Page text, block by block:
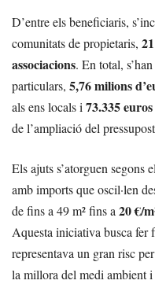
D’entre els beneficiaris,
comunitats de propietaris,
associacions. En total,
particulars, 5,76 milions
als ens locals i 73.335 euros
de l’ampliació del
Els ajuts s’atorguen segons
amb imports que oscil·len
de fins a 49 m² fins a 20 €/
Aquesta iniciativa busca fer
representava un gran risc
la millora del medi ambient